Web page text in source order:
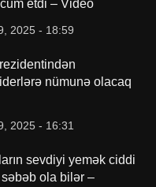
etdi – Video
2025 - 18:59
nümunə olacaq
2025 - 16:31
sevdiyi yemək ciddi
ola bilər –